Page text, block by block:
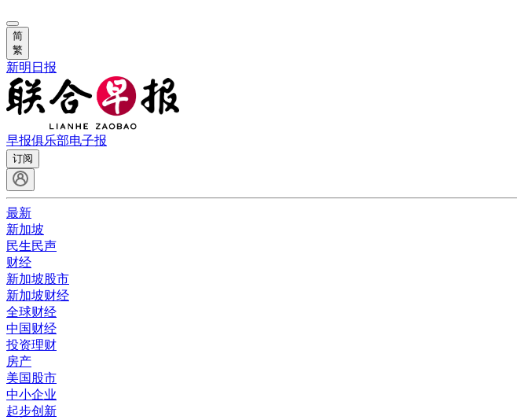
简
繁
新明日报
早报俱乐部电子报
订阅
最新
新加坡
民生民声
财经
新加坡股市
新加坡财经
全球财经
中国财经
投资理财
房产
美国股市
中小企业
起步创新